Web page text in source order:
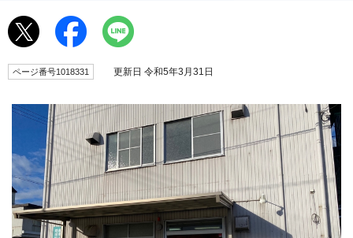
ページ番号1018331 更新日 令和5年3月31日